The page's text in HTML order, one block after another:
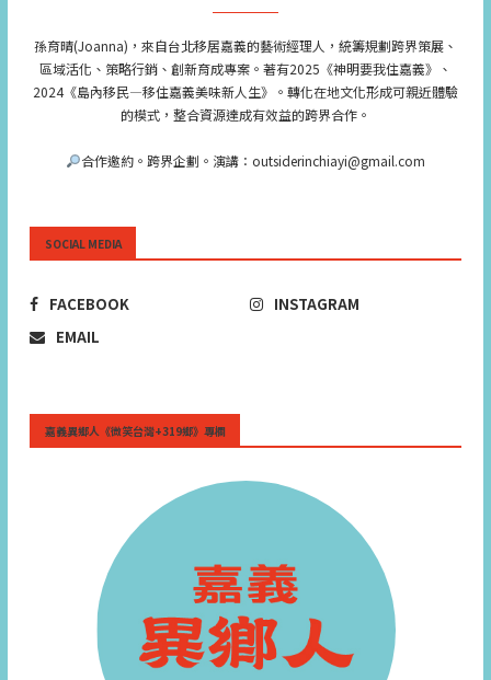
孫育晴(Joanna)，來自台北移居嘉義的藝術經理人，統籌規劃跨界策展、
區域活化、策略行銷、創新育成專案。著有2025《神明要我住嘉義》、
2024《島內移民—移住嘉義美味新人生》。轉化在地文化形成可親近體驗
的模式，整合資源達成有效益的跨界合作。
合作邀約。跨界企劃。演講：outsiderinchiayi@gmail.com
SOCIAL MEDIA
FACEBOOK
INSTAGRAM
EMAIL
嘉義異鄉人《微笑台灣+319鄉》專欄